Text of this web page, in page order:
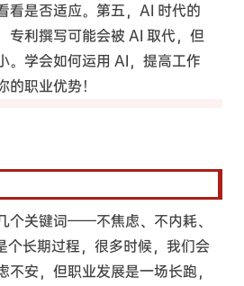
看是否适应。第五，AI 时代的
专利撰写可能会被 AI 取代，但
。学会如何运用 AI，提高工作
职业优势！
个关键词——不焦虑、不内耗、
个长期过程，很多时候，我们会
不安，但职业发展是一场长跑，